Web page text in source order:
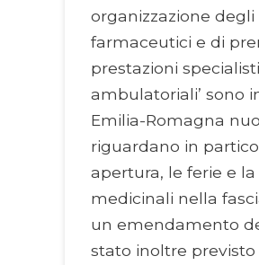
organizzazione degli
farmaceutici e di
prestazioni
ambulatoriali’ sono
Emilia-Romagna
riguardano in
apertura, le ferie e
medicinali nella
un emendamento
stato inoltre previsto